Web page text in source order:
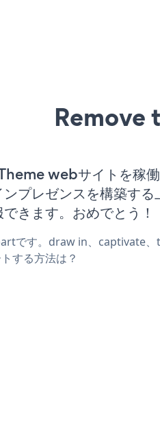
Remove
webサイトを稼働
プレゼンスを構築する
きます。おめでとう！
です。draw in、captivate、
する方法は？